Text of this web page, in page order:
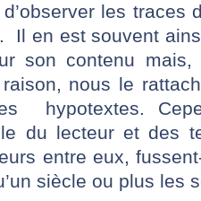
les traces
Il en est souvent
son contenu
nous le
hypotextes.
du lecteur et des
entre eux,
siècle ou plus les